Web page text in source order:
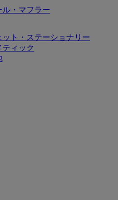
ル・マフラー
ット・ステーショナリー
ティック